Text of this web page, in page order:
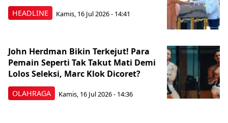
HEADLINE Kamis, 16 Jul 2026 - 14:41
OLAHRAGA
John Herdman Bikin Terkejut! Para
Pemain Seperti Tak Takut Mati Demi
Lolos Seleksi, Marc Klok Dicoret?
Kamis, 16 Jul 2026 - 14:36